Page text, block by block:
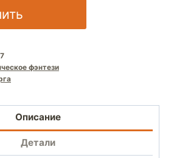
фэнтези
Описание
Детали